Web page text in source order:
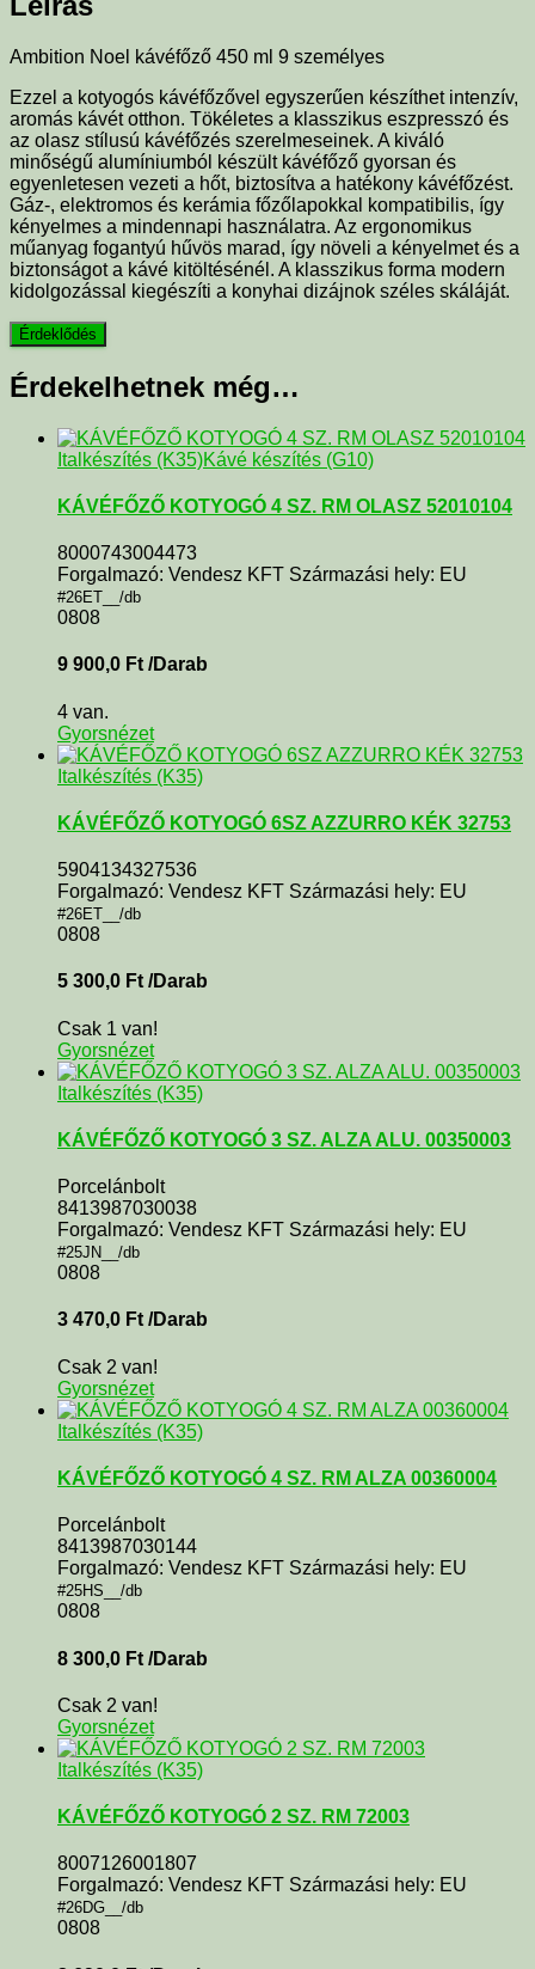
Ambition Noel kávéfőző 450 ml 9 személyes
Ezzel a kotyogós kávéfőzővel egyszerűen készíthet intenzív,
aromás kávét otthon. Tökéletes a klasszikus eszpresszó és
az olasz stílusú kávéfőzés szerelmeseinek. A kiváló
minőségű alumíniumból készült kávéfőző gyorsan és
egyenletesen vezeti a hőt, biztosítva a hatékony kávéfőzést.
Gáz-, elektromos és kerámia főzőlapokkal kompatibilis, így
kényelmes a mindennapi használatra. Az ergonomikus
műanyag fogantyú hűvös marad, így növeli a kényelmet és a
biztonságot a kávé kitöltésénél. A klasszikus forma modern
kidolgozással kiegészíti a konyhai dizájnok széles skáláját.
Érdekelhetnek még…
Italkészítés (K35)Kávé készítés (G10)
KÁVÉFŐZŐ KOTYOGÓ 4 SZ. RM OLASZ 52010104
8000743004473
Forgalmazó: Vendesz KFT Származási hely: EU
#26ET__/db
0808
9 900,0 Ft /Darab
4 van.
Gyorsnézet
Italkészítés (K35)
KÁVÉFŐZŐ KOTYOGÓ 6SZ AZZURRO KÉK 32753
5904134327536
Forgalmazó: Vendesz KFT Származási hely: EU
#26ET__/db
0808
5 300,0 Ft /Darab
Csak 1 van!
Gyorsnézet
Italkészítés (K35)
KÁVÉFŐZŐ KOTYOGÓ 3 SZ. ALZA ALU. 00350003
Porcelánbolt
8413987030038
Forgalmazó: Vendesz KFT Származási hely: EU
#25JN__/db
0808
3 470,0 Ft /Darab
Csak 2 van!
Gyorsnézet
Italkészítés (K35)
KÁVÉFŐZŐ KOTYOGÓ 4 SZ. RM ALZA 00360004
Porcelánbolt
8413987030144
Forgalmazó: Vendesz KFT Származási hely: EU
#25HS__/db
0808
8 300,0 Ft /Darab
Csak 2 van!
Gyorsnézet
Italkészítés (K35)
KÁVÉFŐZŐ KOTYOGÓ 2 SZ. RM 72003
8007126001807
Forgalmazó: Vendesz KFT Származási hely: EU
#26DG__/db
0808